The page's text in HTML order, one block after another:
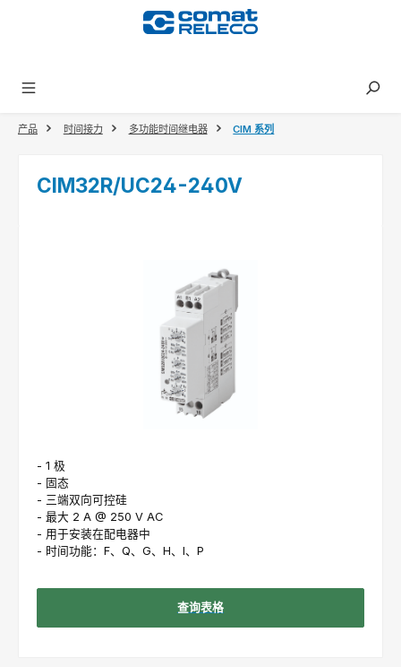
产品 时间接力 多功能时间继电器 CIM 系列
CIM32R/UC24-240V
- 1 极
- 固态
- 三端双向可控硅
- 最大 2 A @ 250 V AC
- 用于安装在配电器中
- 时间功能：F、Q、G、H、I、P
查询表格